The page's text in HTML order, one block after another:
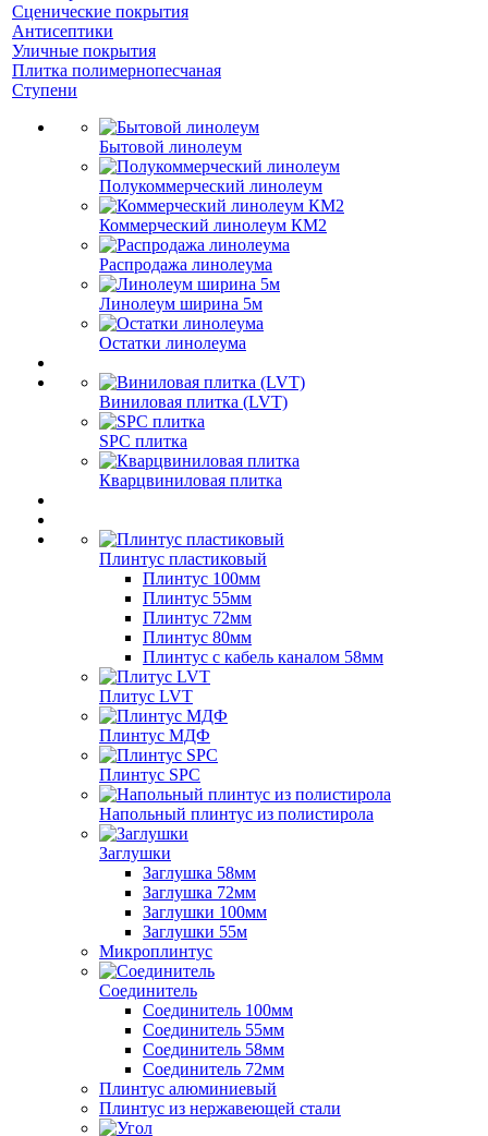
Сценические покрытия
Антисептики
Уличные покрытия
Плитка полимернопесчаная
Ступени
Бытовой линолеум
Полукоммерческий линолеум
Коммерческий линолеум КМ2
Распродажа линолеума
Линолеум ширина 5м
Остатки линолеума
Виниловая плитка (LVT)
SPC плитка
Кварцвиниловая плитка
Плинтус пластиковый
Плинтус 100мм
Плинтус 55мм
Плинтус 72мм
Плинтус 80мм
Плинтус с кабель каналом 58мм
Плитус LVT
Плинтус МДФ
Плинтус SPC
Напольный плинтус из полистирола
Заглушки
Заглушка 58мм
Заглушка 72мм
Заглушки 100мм
Заглушки 55м
Микроплинтус
Соединитель
Соединитель 100мм
Соединитель 55мм
Соединитель 58мм
Соединитель 72мм
Плинтус алюминиевый
Плинтус из нержавеющей стали